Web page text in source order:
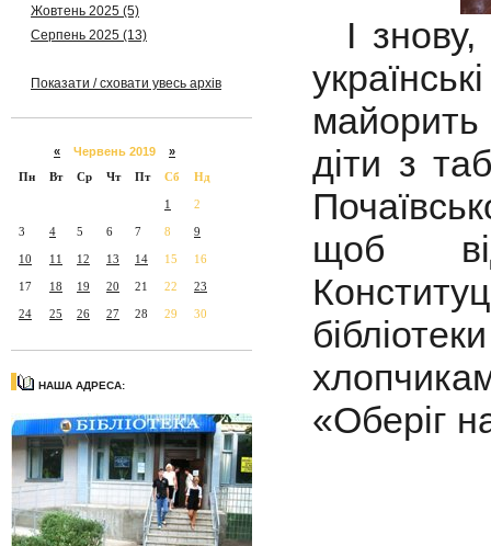
Жовтень 2025 (5)
Серпень 2025 (13)
Показати / сховати увесь архів
« Червень 2019 »
Пн
Вт Ср Чт Пт Сб Нд
1 2
3 4 5 6 7 8 9
10 11 12 13 14 15 16
17 18 19 20 21 22 23
24 25 26 27 28 29 30
НАША АДРЕСА:
І знову,
діти з
щоб
«Оберіг